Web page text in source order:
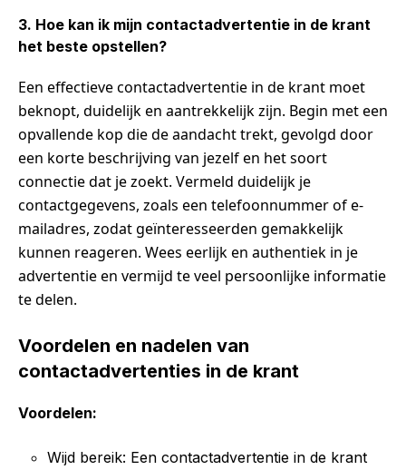
3. Hoe kan ik mijn contactadvertentie in de krant
het beste opstellen?
Een effectieve contactadvertentie in de krant moet
beknopt, duidelijk en aantrekkelijk zijn. Begin met een
opvallende kop die de aandacht trekt, gevolgd door
een korte beschrijving van jezelf en het soort
connectie dat je zoekt. Vermeld duidelijk je
contactgegevens, zoals een telefoonnummer of e-
mailadres, zodat geïnteresseerden gemakkelijk
kunnen reageren. Wees eerlijk en authentiek in je
advertentie en vermijd te veel persoonlijke informatie
te delen.
Voordelen en nadelen van
contactadvertenties in de krant
Voordelen:
Wijd bereik: Een contactadvertentie in de krant